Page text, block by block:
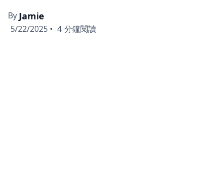
By Jamie
5/22/2025 • 4 分鐘閱讀